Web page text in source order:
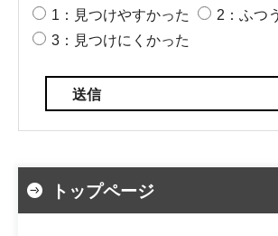
1：見つけやすかった
2：ふつう
3：見つけにくかった
トップページ